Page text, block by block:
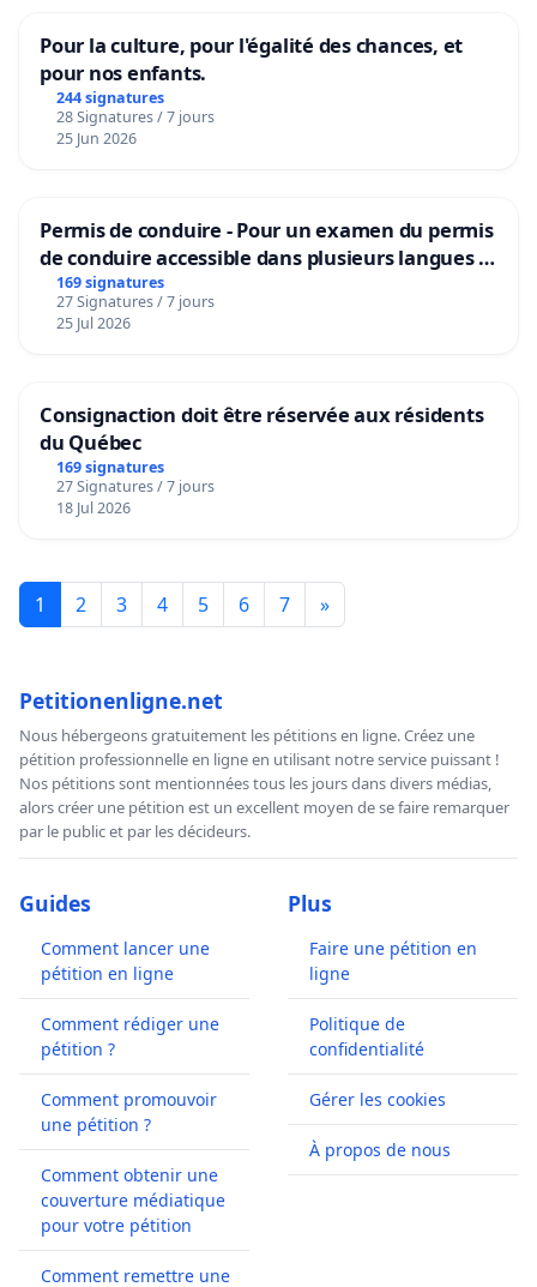
Pour la culture, pour l'égalité des chances, et
pour nos enfants.
244 signatures
28 Signatures / 7 jours
25 Jun 2026
Permis de conduire - Pour un examen du permis
de conduire accessible dans plusieurs langues à
Bruxelles
169 signatures
27 Signatures / 7 jours
25 Jul 2026
Consignaction doit être réservée aux résidents
du Québec
169 signatures
27 Signatures / 7 jours
18 Jul 2026
1 2 3 4 5 6 7 »
Petitionenligne.net
Nous hébergeons gratuitement les pétitions en ligne. Créez une
pétition professionnelle en ligne en utilisant notre service puissant !
Nos pétitions sont mentionnées tous les jours dans divers médias,
alors créer une pétition est un excellent moyen de se faire remarquer
par le public et par les décideurs.
Guides
Comment lancer une
pétition en ligne
Comment rédiger une
pétition ?
Comment promouvoir
une pétition ?
Comment obtenir une
couverture médiatique
pour votre pétition
Comment remettre une
Plus
Faire une pétition en
ligne
Politique de
confidentialité
Gérer les cookies
À propos de nous